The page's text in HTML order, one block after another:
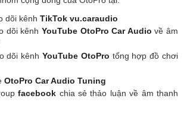
dõi kênh TikTok vu.caraudio
dõi kênh YouTube OtoPro Car Audio về âm
dõi kênh YouTube OtoPro tổng hợp đồ chơi
OtoPro Car Audio Tuning
facebook chia sẻ thảo luận về âm thanh